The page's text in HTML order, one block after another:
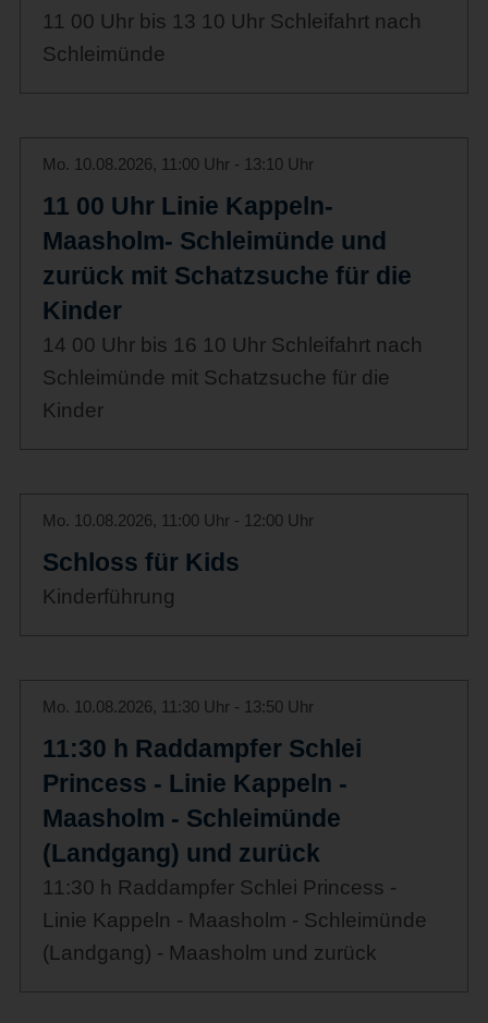
11 00 Uhr bis 13 10 Uhr Schleifahrt nach
Schleimünde
Mo. 10.08.2026, 11:00 Uhr - 13:10 Uhr
11 00 Uhr Linie Kappeln-
Maasholm- Schleimünde und
zurück mit Schatzsuche für die
Kinder
14 00 Uhr bis 16 10 Uhr Schleifahrt nach
Schleimünde mit Schatzsuche für die
Kinder
Mo. 10.08.2026, 11:00 Uhr - 12:00 Uhr
Schloss für Kids
Kinderführung
Mo. 10.08.2026, 11:30 Uhr - 13:50 Uhr
11:30 h Raddampfer Schlei
Princess - Linie Kappeln -
Maasholm - Schleimünde
(Landgang) und zurück
11:30 h Raddampfer Schlei Princess -
Linie Kappeln - Maasholm - Schleimünde
(Landgang) - Maasholm und zurück